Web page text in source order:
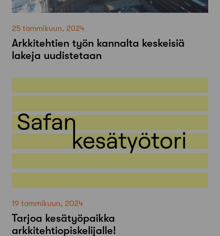
25 tammikuun, 2024
Arkkitehtien työn kannalta keskeisiä
lakeja uudistetaan
19 tammikuun, 2024
Tarjoa kesätyöpaikka
arkkitehtiopiskelijalle!